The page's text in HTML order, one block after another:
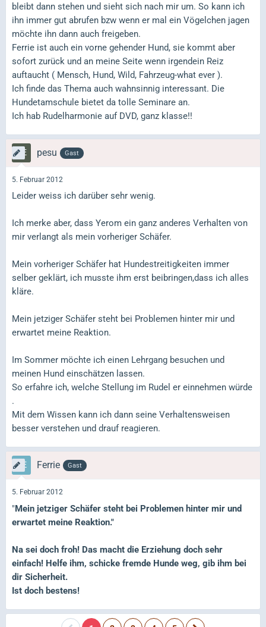
bleibt dann stehen und sieht sich nach mir um. So kann ich
ihn immer gut abrufen bzw wenn er mal ein Vögelchen jagen
möchte ihn dann auch freigeben.
Ferrie ist auch ein vorne gehender Hund, sie kommt aber
sofort zurück und an meine Seite wenn irgendein Reiz
auftaucht ( Mensch, Hund, Wild, Fahrzeug-what ever ).
Ich finde das Thema auch wahnsinnig interessant. Die
Hundetamschule bietet da tolle Seminare an.
Ich hab Rudelharmonie auf DVD, ganz klasse!!
pesu Gast
5. Februar 2012
Leider weiss ich darüber sehr wenig.
Ich merke aber, dass Yerom ein ganz anderes Verhalten von
mir verlangt als mein vorheriger Schäfer.
Mein vorheriger Schäfer hat Hundestreitigkeiten immer
selber geklärt, ich musste ihm erst beibringen,dass ich alles
kläre.
Mein jetziger Schäfer steht bei Problemen hinter mir und
erwartet meine Reaktion.
Im Sommer möchte ich einen Lehrgang besuchen und
meinen Hund einschätzen lassen.
So erfahre ich, welche Stellung im Rudel er einnehmen würde
.
Mit dem Wissen kann ich dann seine Verhaltensweisen
besser verstehen und drauf reagieren.
Ferrie Gast
5. Februar 2012
"Mein jetziger Schäfer steht bei Problemen hinter mir und
erwartet meine Reaktion."
Na sei doch froh! Das macht die Erziehung doch sehr
einfach! Helfe ihm, schicke fremde Hunde weg, gib ihm bei
dir Sicherheit.
Ist doch bestens!